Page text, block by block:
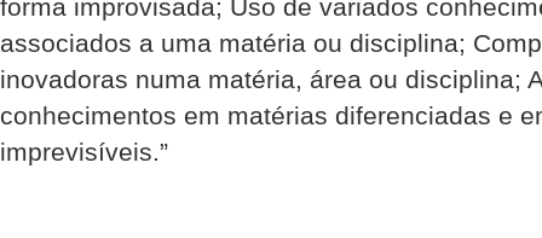
forma improvisada; Uso de variados
associados a uma matéria ou disciplina;
inovadoras numa matéria, área ou disciplina;
conhecimentos em matérias diferenciadas e
imprevisíveis.”